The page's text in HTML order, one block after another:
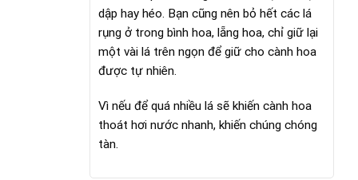
dập hay héo. Bạn cũng nên bỏ hết các lá
rụng ở trong bình hoa, lẵng hoa, chỉ giữ lại
một vài lá trên ngọn để giữ cho cành hoa
được tự nhiên.
Vì nếu để quá nhiều lá sẽ khiến cành hoa
thoát hơi nước nhanh, khiến chúng chóng
tàn.